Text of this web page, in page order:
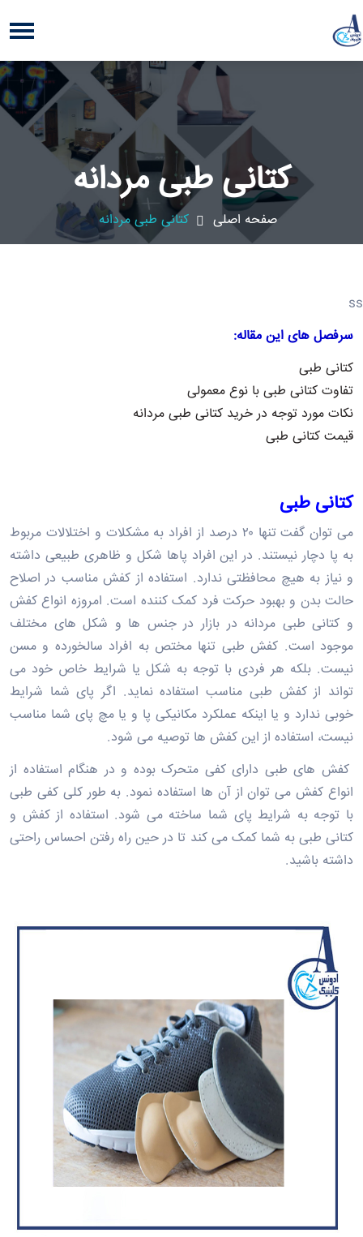
کتانی طبی مردانه
صفحه اصلی کتانی طبی مردانه
ss
سرفصل های این مقاله:
کتانی طبی
تفاوت کتانی طبی با نوع معمولی
نکات مورد توجه در خرید کتانی طبی مردانه
قیمت کتانی طبی
کتانی طبی
می توان گفت تنها ۲۰ درصد از افراد به مشکلات و اختلالات مربوط
به پا دچار نیستند. در این افراد پاها شکل و ظاهری طبیعی داشته
و نیاز به هیچ محافظتی ندارد. استفاده از کفش مناسب در اصلاح
حالت بدن و بهبود حرکت فرد کمک کننده است. امروزه انواع کفش
و کتانی طبی مردانه در بازار در جنس ها و شکل های مختلف
موجود است. کفش طبی تنها مختص به افراد سالخورده و مسن
نیست. بلکه هر فردی با توجه به شکل یا شرایط خاص خود می
تواند از کفش طبی مناسب استفاده نماید. اگر پای شما شرایط
خوبی ندارد و یا اینکه عملکرد مکانیکی پا و یا مچ پای شما مناسب
نیست، استفاده از این کفش ها توصیه می ‌شود.
کفش های طبی دارای کفی متحرک بوده و در هنگام استفاده از
انواع کفش می ‌توان از آن ها استفاده نمود. به طور کلی کفی طبی
با توجه به شرایط پای شما ساخته می‌ شود. استفاده از کفش و
کتانی طبی به شما کمک می کند تا در حین راه رفتن احساس راحتی
داشته باشید.